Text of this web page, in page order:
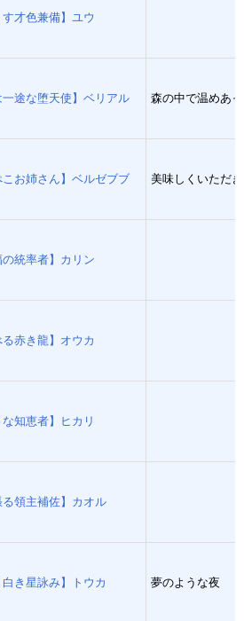
す才色兼備】ユウ
一途な堕天使】ベリアル 森の中で温めあ
こお姉さん】ベルゼブブ 美味しくいただ
の統率者】カリン
る赤き龍】オウカ
な知恵者】ヒカリ
る領主補佐】カオル
白き星詠み】トウカ 夢のような夜